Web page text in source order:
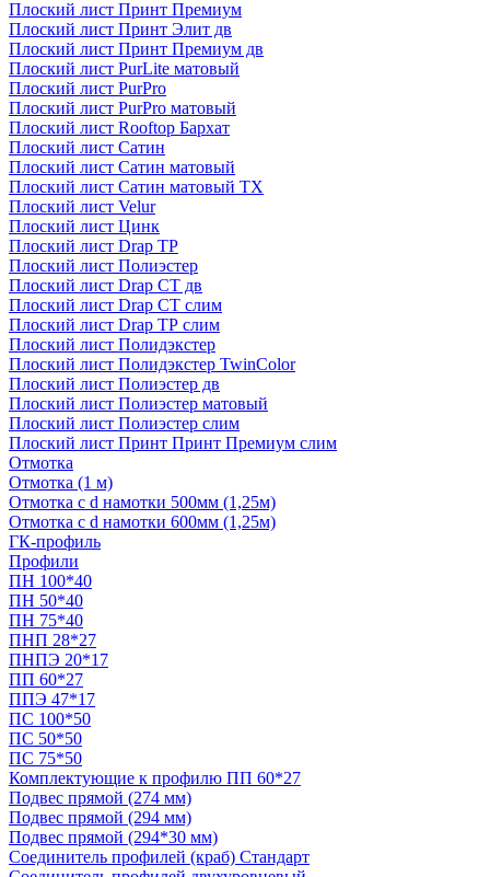
Плоский лист Принт Премиум
Плоский лист Принт Элит дв
Плоский лист Принт Премиум дв
Плоский лист PurLite матовый
Плоский лист PurPro
Плоский лист PurPro матовый
Плоский лист Rooftop Бархат
Плоский лист Сатин
Плоский лист Сатин матовый
Плоский лист Сатин матовый TX
Плоский лист Velur
Плоский лист Цинк
Плоский лист Drap ТР
Плоский лист Полиэстер
Плоский лист Drap СТ дв
Плоский лист Drap СТ слим
Плоский лист Drap ТР слим
Плоский лист Полидэкстер
Плоский лист Полидэкстер TwinColor
Плоский лист Полиэстер дв
Плоский лист Полиэстер матовый
Плоский лист Полиэстер слим
Плоский лист Принт Принт Премиум слим
Отмотка
Отмотка (1 м)
Отмотка с d намотки 500мм (1,25м)
Отмотка с d намотки 600мм (1,25м)
ГК-профиль
Профили
ПН 100*40
ПН 50*40
ПН 75*40
ПНП 28*27
ПНПЭ 20*17
ПП 60*27
ППЭ 47*17
ПС 100*50
ПС 50*50
ПС 75*50
Комплектующие к профилю ПП 60*27
Подвес прямой (274 мм)
Подвес прямой (294 мм)
Подвес прямой (294*30 мм)
Соединитель профилей (краб) Стандарт